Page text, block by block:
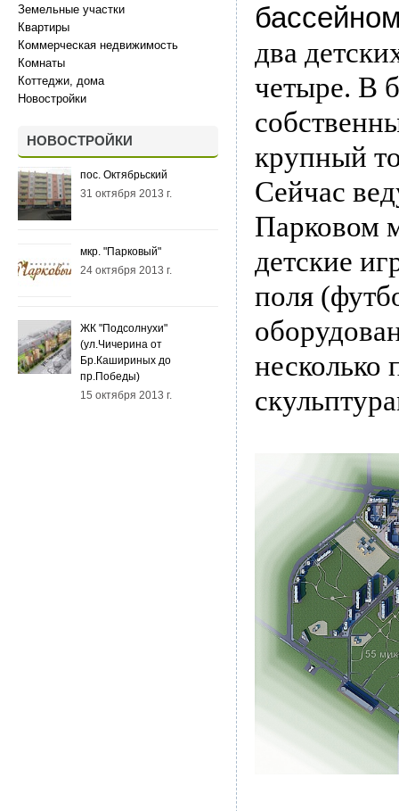
Земельные участки
Квартиры
Коммерческая недвижимость
Комнаты
Коттеджи, дома
Новостройки
НОВОСТРОЙКИ
пос. Октябрьский
31 октября 2013 г.
мкр. "Парковый"
24 октября 2013 г.
ЖК "Подсолнухи"
(ул.Чичерина от
Бр.Кашириных до
пр.Победы)
15 октября 2013 г.
два
четыре. В
крупный
Сейчас
Парковом
детские
поля
несколько